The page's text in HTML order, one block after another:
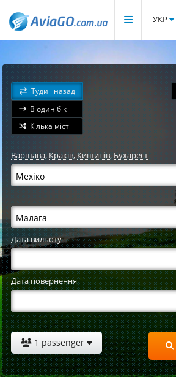
УКР
Туди і назад
В один бік
Кілька міст
Варшава, Краків,Кишинів,Бухарест
Дата вильоту
Дата повернення
1 passenger